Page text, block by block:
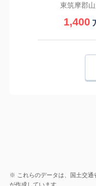
東筑摩郡
1,400
※ これらのデータは、国土交通
が作成しています。